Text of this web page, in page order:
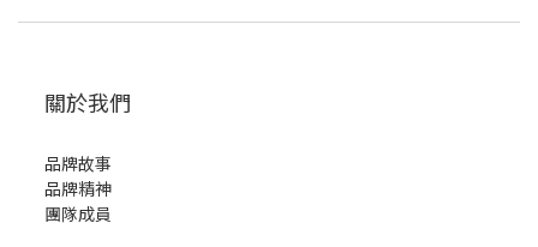
關於我們
品牌故事
品牌精神
團隊成員